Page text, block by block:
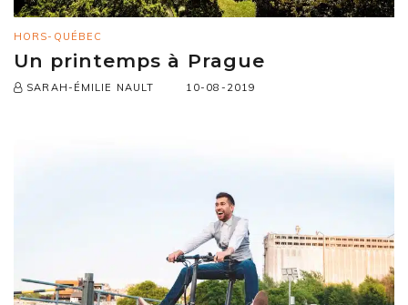
HORS-QUÉBEC
Un printemps à Prague
SARAH-ÉMILIE NAULT 10-08-2019